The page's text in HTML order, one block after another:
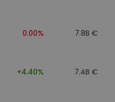
0.00% 7.8B €
+4.40% 7.4B €